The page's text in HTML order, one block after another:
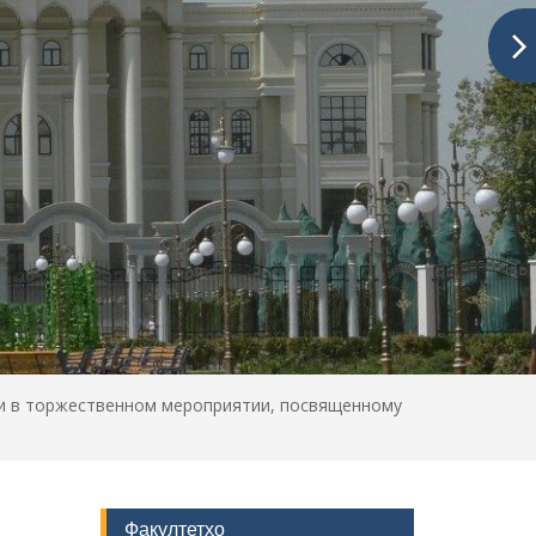
в торжественном мероприятии, посвященному
Факултетҳо